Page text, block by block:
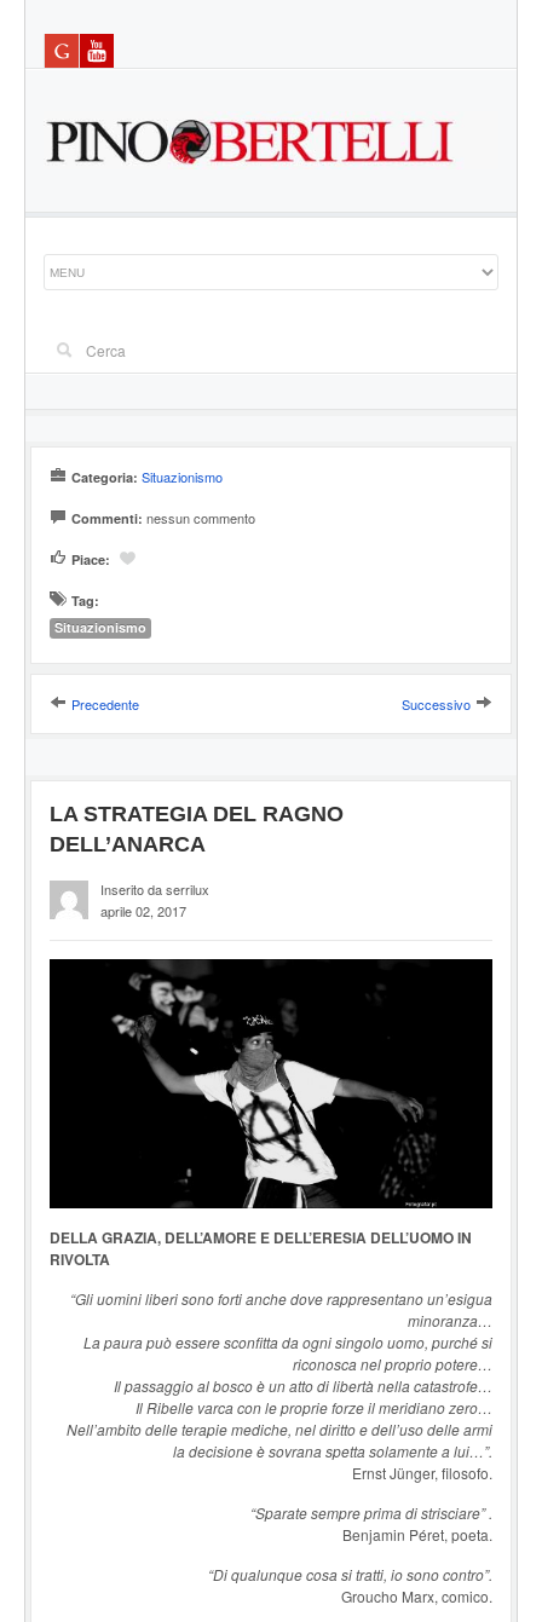
Categoria: Situazionismo
Commenti: nessun commento
Piace:
Tag:
Situazionismo
Precedente Successivo
LA STRATEGIA DEL RAGNO
DELL’ANARCA
Inserito da serrilux
aprile 02, 2017
DELLA GRAZIA, DELL’AMORE E DELL’ERESIA DELL’UOMO IN
RIVOLTA
“Gli uomini liberi sono forti anche dove rappresentano un’esigua
minoranza…
La paura può essere sconfitta da ogni singolo uomo, purché si
riconosca nel proprio potere…
Il passaggio al bosco è un atto di libertà nella catastrofe…
Il Ribelle varca con le proprie forze il meridiano zero…
Nell’ambito delle terapie mediche, nel diritto e dell’uso delle armi
la decisione è sovrana spetta solamente a lui…”.
Ernst Jünger, filosofo.
“Sparate sempre prima di strisciare” .
Benjamin Péret, poeta.
“Di qualunque cosa si tratti, io sono contro”.
Groucho Marx, comico.